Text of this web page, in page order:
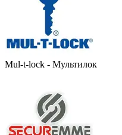
Mul-t-lock - Мультилок